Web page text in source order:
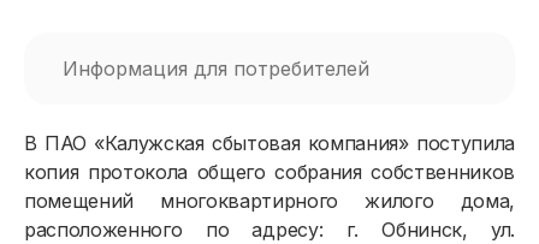
Информация для потребителей
В ПАО «Калужская сбытовая компания» поступила
копия протокола общего собрания собственников
помещений многоквартирного жилого дома,
расположенного по адресу: г. Обнинск, ул.